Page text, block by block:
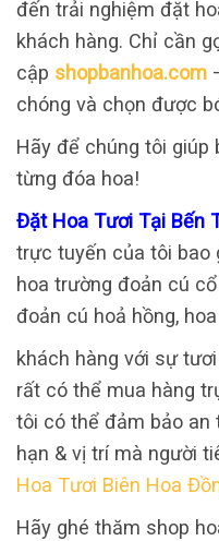
đến trải nghiệm đặt
khách hàng. Chỉ cần
cập shopbanhoa.com
chóng và chọn được
Hãy để chúng tôi giúp
từng đóa hoa!
Đặt Hoa Tươi Tại Bến
trực tuyến của tôi bao
hoa trường đoản cú
đoản cú hoả hồng,
khách hàng với sự
rất có thể mua hàng
tôi có thể đảm bảo an
hạn & vị trí mà người
Hoa Tươi Biên Hoa
Hãy ghé thăm shop